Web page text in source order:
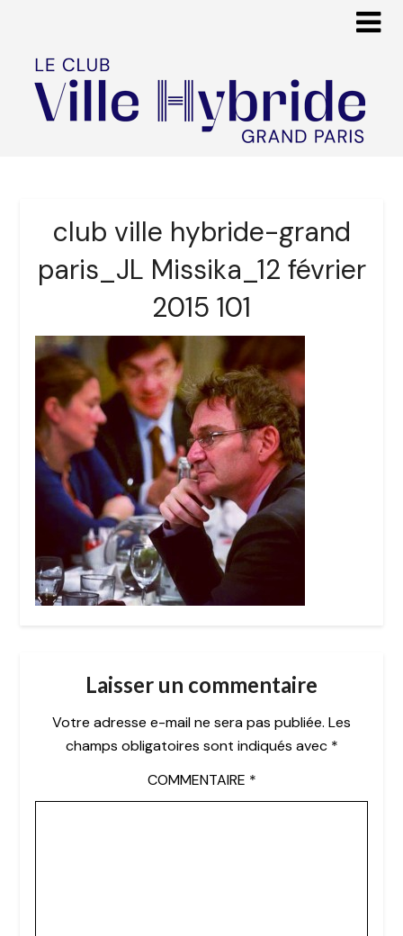
club ville hybride-grand
paris_JL Missika_12 février
2015 101
Laisser un commentaire
Votre adresse e-mail ne sera pas publiée. Les
champs obligatoires sont indiqués avec *
COMMENTAIRE *